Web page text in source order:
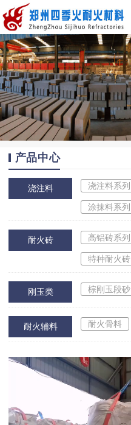
产品中心
浇注料 浇注料系列
涂抹料系列
耐火砖 高铝砖系列
特种耐火砖
刚玉类 棕刚玉段砂
耐火辅料 耐火骨料